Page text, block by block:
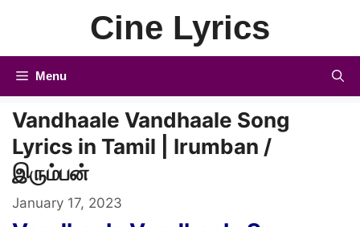
Cine Lyrics
Menu
Vandhaale Vandhaale Song
Lyrics in Tamil | Irumban /
இரும்பன்
January 17, 2023